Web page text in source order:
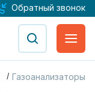
Обратный звонок
Газоанализаторы